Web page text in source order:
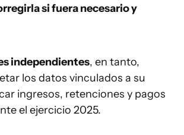
si fuera necesario y
independientes, en tanto,
los datos vinculados a su
ingresos, retenciones y pagos
el ejercicio 2025.